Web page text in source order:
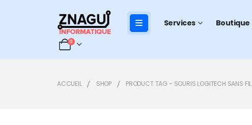
Services Boutique
0
ACCUEIL SHOP PRODUCT TAG - SOURIS LOGITECH SANS FIL